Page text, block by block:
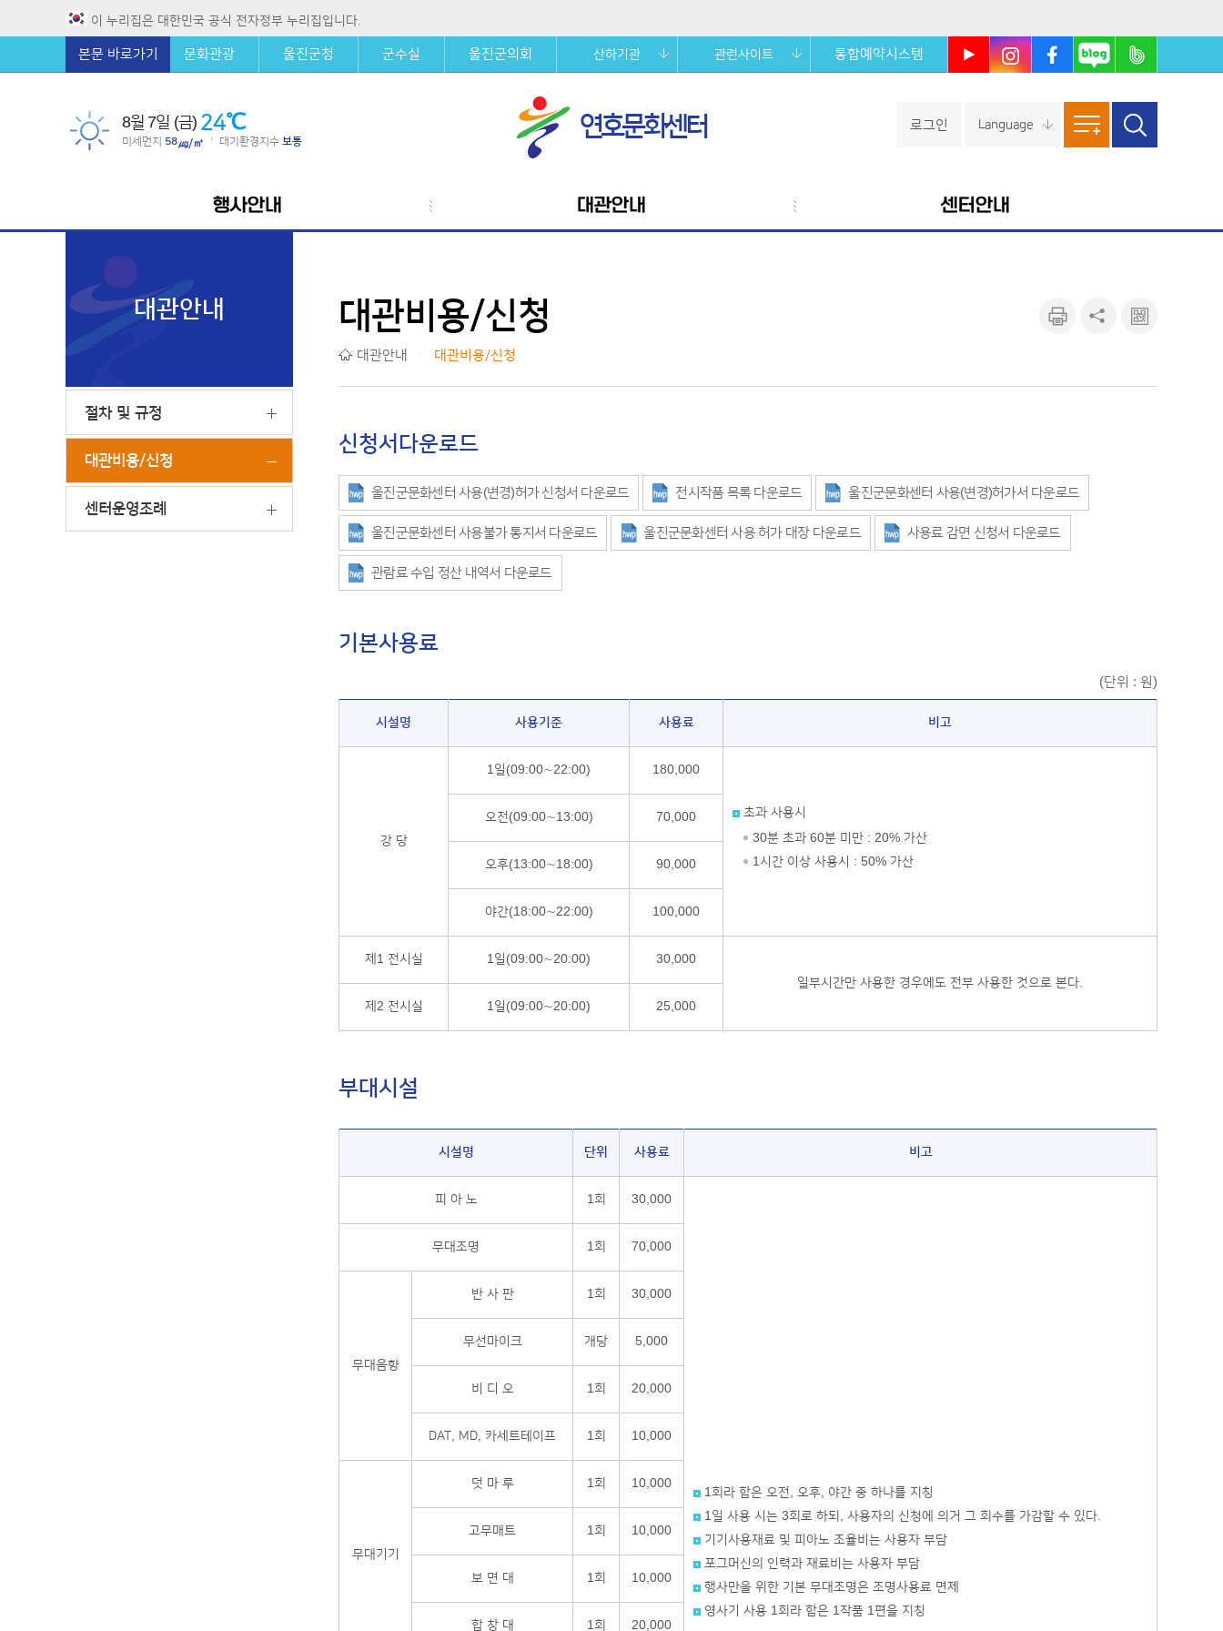
이 누리집은 대한민국 공식 전자정부 누리집입니다.
본문 바로가기 문화관광 울진군청 군수실 울진군의회 산하기관 관련사이트
통합예약시스템
페이스
북
블로그 밴드
연호문화센터
8월 7일 (금) 24℃
미세먼지 58㎍/㎥ 대기환경지수 보통
로그인 Language
행사안내 대관안내 센터안내
대관안내
절차 및 규정
대관비용/신청
센터운영조례
대관비용/신청
대관안내 대관비용/신청
신청서다운로드
울진군문화센터 사용(변경)허가 신청서 다운로드 전시작품 목록 다운로드 울진군문화센터 사용(변경)허가서 다운로드
울진군문화센터 사용불가 통지서 다운로드 울진군문화센터 사용 허가 대장 다운로드 사용료 감면 신청서 다운로드
관람료 수입 정산 내역서 다운로드
기본사용료
(단위 : 원)
시설명 사용기준 사용료 비고
강 당
1일(09:00∼22:00) 180,000
초과 사용시
30분 초과 60분 미만 : 20% 가산
1시간 이상 사용시 : 50% 가산
오전(09:00∼13:00) 70,000
오후(13:00∼18:00) 90,000
야간(18:00∼22:00) 100,000
제1 전시실 1일(09:00∼20:00)
30,000
일부시간만 사용한 경우에도 전부 사용한 것으로 본다.
제2 전시실
1일(09:00∼20:00) 25,000
부대시설
시설명 단위 사용료 비고
피 아 노 1회 30,000
1회라 함은 오전, 오후, 야간 중 하나를 지칭
1일 사용 시는 3회로 하되, 사용자의 신청에 의거 그 회수를 가감할 수 있다.
기기사용재료 및 피아노 조율비는 사용자 부담
포그머신의 인력과 재료비는 사용자 부담
행사만을 위한 기본 무대조명은 조명사용료 면제
영사기 사용 1회라 함은 1작품 1편을 지칭
무대조명 1회 70,000
무대음향
반 사 판 1회 30,000
무선마이크 개당 5,000
비 디 오 1회 20,000
DAT, MD, 카세트테이프 1회 10,000
무대기기
덧 마 루 1회 10,000
고무매트 1회 10,000
보 면 대 1회 10,000
합 창 대 1회 20,000